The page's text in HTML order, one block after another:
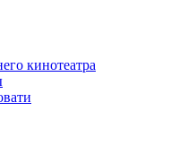
кинотеатра